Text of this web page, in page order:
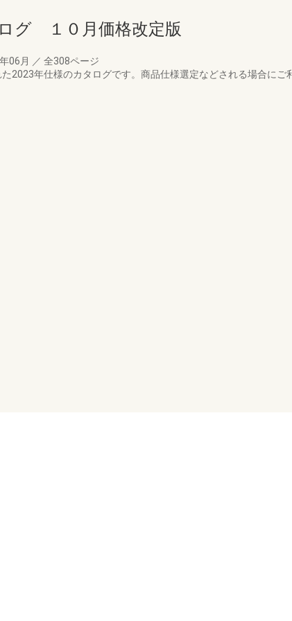
グ １０月価格改定版
06月 ／ 全308ページ
2023年仕様のカタログです。商品仕様選定などされる場合に